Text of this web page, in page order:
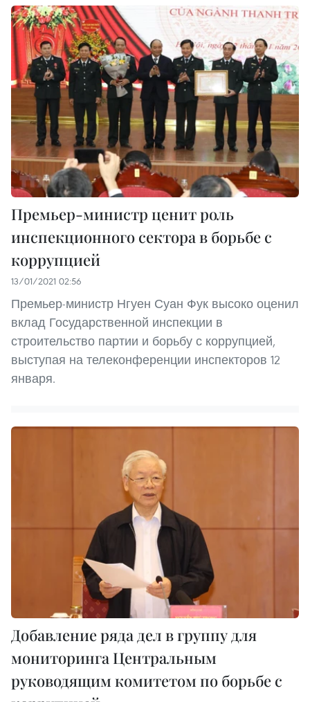
Премьер-министр ценит роль
инспекционного сектора в борьбе с
коррупцией
13/01/2021 02:56
Премьер-министр Нгуен Суан Фук высоко оценил
вклад Государственной инспекции в
строительство партии и борьбу с коррупцией,
выступая на телеконференции инспекторов 12
января.
Добавление ряда дел в группу для
мониторинга Центральным
руководящим комитетом по борьбе с